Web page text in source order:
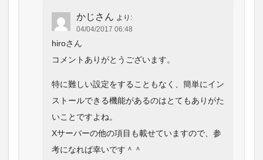
かじさん より:
04/04/2017 06:48
hiroさん
コメントありがとうございます。
特に難しい設定をすることもなく、簡単にイン
ストールできる機能があるのはとてもありがた
いことですよね。
Xサーバーの他の項目も載せていますので、参
考になれば幸いです＾＾